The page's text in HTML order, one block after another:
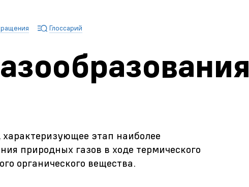
Глоссарий
этап наиболее
природных газов в ходе термического
органического вещества.